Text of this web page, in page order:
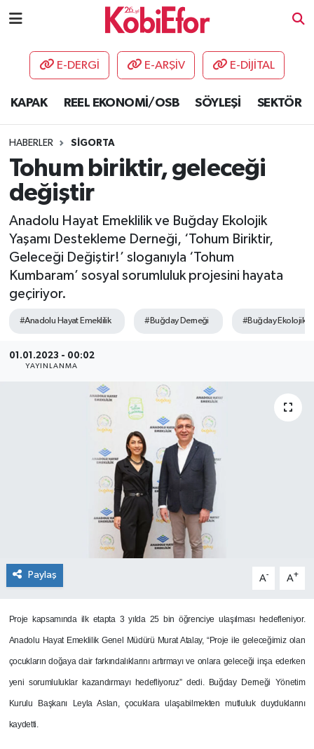
E-DERGİ E-ARŞİV E-DİJİTAL
KAPAK REEL EKONOMİ/OSB SÖYLEŞİ SEKTÖR
HABERLER SİGORTA
Tohum biriktir, geleceği
değiştir
Anadolu Hayat Emeklilik ve Buğday Ekolojik
Yaşamı Destekleme Derneği, ‘Tohum Biriktir,
Geleceği Değiştir!’ sloganıyla ‘Tohum
Kumbaram’ sosyal sorumluluk projesini hayata
geçiriyor.
#Anadolu Hayat Emeklilik #Buğday Derneği #Buğday Ekolojik
01.01.2023 - 00:02
YAYINLANMA
Paylaş A- A+
Proje kapsamında ilk etapta 3 yılda 25 bin öğrenciye ulaşılması hedefleniyor.
Anadolu Hayat Emeklilik Genel Müdürü Murat Atalay, “Proje ile geleceğimiz olan
çocukların doğaya dair farkındalıklarını artırmayı ve onlara geleceği inşa ederken
yeni sorumluluklar kazandırmayı hedefliyoruz” dedi. Buğday Derneği Yönetim
Kurulu Başkanı Leyla Aslan, çocuklara ulaşabilmekten mutluluk duyduklarını
kaydetti.
AKADEMİ
DESTEK-TEŞVİK
ETKİNLİK
GÜNCEL
HABERLER
KAPAK
OSB